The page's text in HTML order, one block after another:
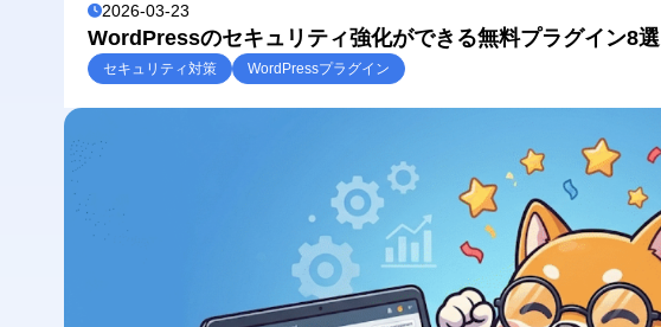
2026-03-23
WordPressのセキュリティ強化ができる無料プラグイン8選
セキュリティ対策 WordPressプラグイン